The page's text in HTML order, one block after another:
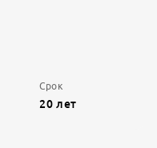
Срок
20 лет